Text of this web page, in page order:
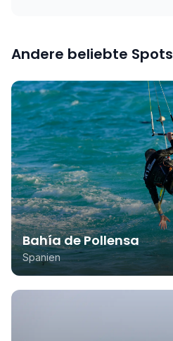
Andere beliebte Spots
Bahía de Pollensa
Spanien